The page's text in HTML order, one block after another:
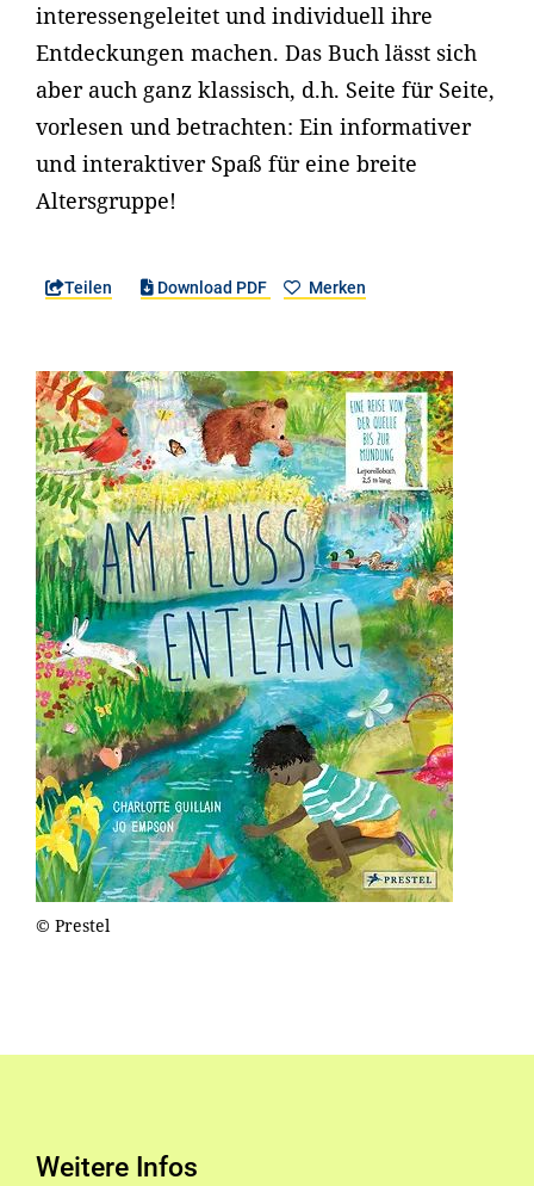
interessengeleitet und individuell ihre
Entdeckungen machen. Das Buch lässt sich
aber auch ganz klassisch, d.h. Seite für Seite,
vorlesen und betrachten: Ein informativer
und interaktiver Spaß für eine breite
Altersgruppe!
Teilen Download PDF Merken
© Prestel
Weitere Infos